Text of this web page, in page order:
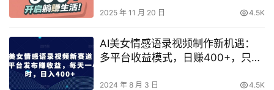
2025 年 11 月 20 日 4.5K
AI美女情感语录视频制作新机遇：
多平台收益模式，日赚400+，只需
2024 年 8 月 3 日 4.5K